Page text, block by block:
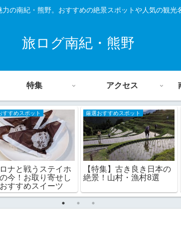
の南紀・熊野。おすすめの絶景スポットや人気の観光
旅ログ南紀・熊野
特集 アクセス
すすめスポット
ナと戦うステイホ
今！お取り寄せし
すすめスイーツ
厳選おすすめスポット
【特集】古き良き日本の
絶景！山村・漁村8選